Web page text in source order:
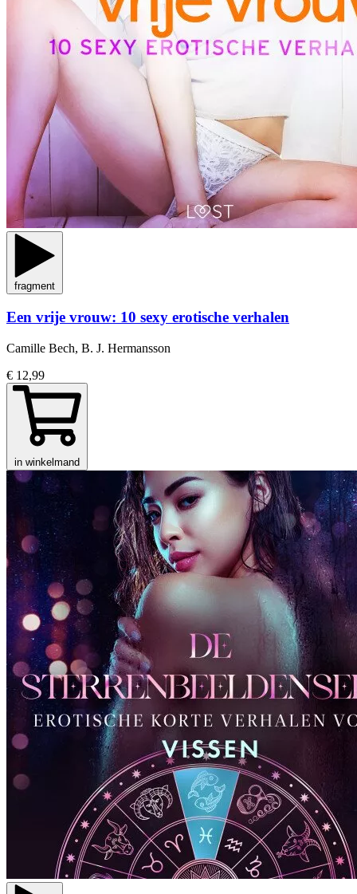
fragment
Een vrije vrouw: 10 sexy erotische verhalen
Camille Bech, B. J. Hermansson
€ 12,99
in winkelmand